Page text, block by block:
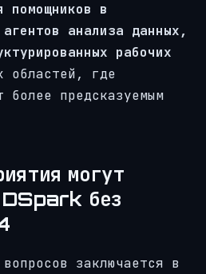
помощников в
анализа данных,
рабочих
областей, где
более предсказуемым
могут
DSpark без
заключается в